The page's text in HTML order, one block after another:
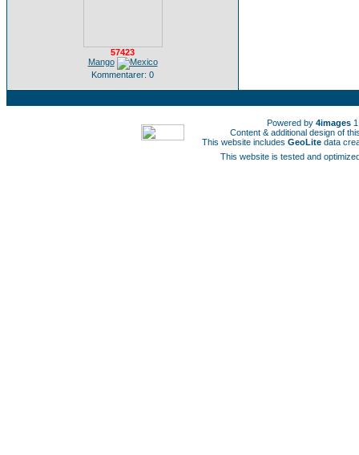
57423
Mango
Kommentarer: 0
Powered by 4images
Content & additional design of
This website includes GeoLite data
This website is tested and